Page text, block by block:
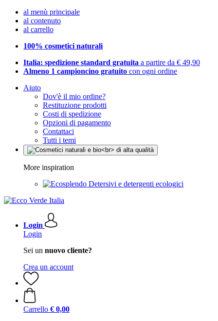
al menù principale
al contenuto
al carrello
100% cosmetici naturali
Italia: spedizione standard gratuita a partire da € 49,90
Almeno 1 campioncino gratuito con ogni ordine
Aiuto
Dov'è il mio ordine?
Restituzione prodotti
Costi di spedizione
Opzioni di pagamento
Contattaci
Tutti i temi
More inspiration
Detersivi e detergenti ecologici
Login
Login
Sei un nuovo cliente?
Crea un account
Carrello € 0,00